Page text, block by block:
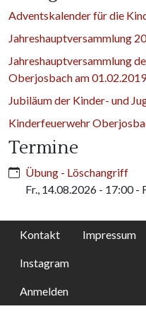
Adventskalender für die
Jahreshauptversammlung
Jahreshauptversammlung
Oberjosbach am 01.02.2019
Jubiläum der Kinder- und
Kinderfeuerwehr
Termine
Übung - Löschangriff
Fr., 14.08.2026 - 17:00-
Kontakt Impressum
Instagram
Anmelden